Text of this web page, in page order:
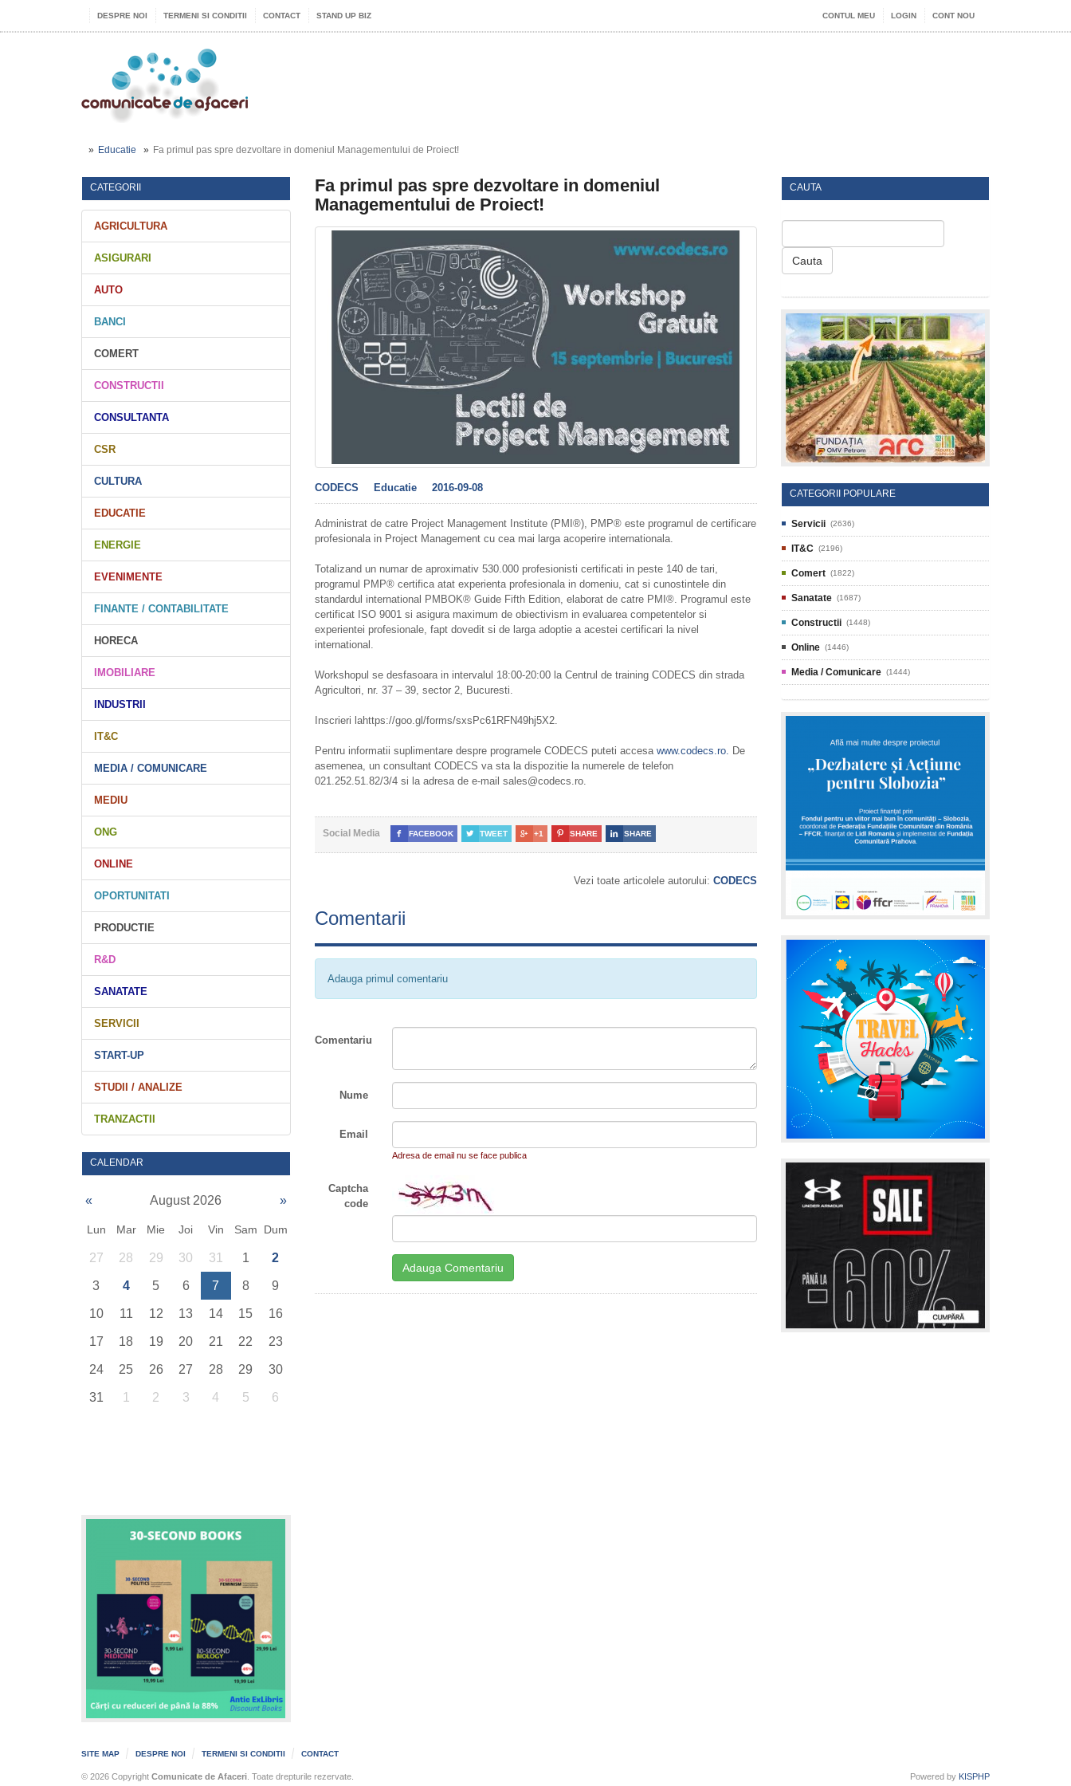
DESPRE NOI TERMENI SI CONDITII CONTACT STAND UP BIZ CONTUL MEU LOGIN CONT NOU
Educatie Fa primul pas spre dezvoltare in domeniul Managementului de Proiect!
CATEGORII
AGRICULTURA
ASIGURARI
AUTO
BANCI
COMERT
CONSTRUCTII
CONSULTANTA
CSR
CULTURA
EDUCATIE
ENERGIE
EVENIMENTE
FINANTE / CONTABILITATE
HORECA
IMOBILIARE
INDUSTRII
IT&C
MEDIA / COMUNICARE
MEDIU
ONG
ONLINE
OPORTUNITATI
PRODUCTIE
R&D
SANATATE
SERVICII
START-UP
STUDII / ANALIZE
TRANZACTII
CALENDAR
« August 2026 »
Lun Mar Mie Joi Vin Sam Dum
27 28 29 30 31 1 2
3 4 5 6 7 8 9
10 11 12 13 14 15 16
17 18 19 20 21 22 23
24 25 26 27 28 29 30
31 1 2 3 4 5 6
Fa primul pas spre dezvoltare in domeniul
Managementului de Proiect!
CODECS Educatie 2016-09-08
Administrat de catre Project Management Institute (PMI®), PMP® este programul de certificare
profesionala in Project Management cu cea mai larga acoperire internationala.
Totalizand un numar de aproximativ 530.000 profesionisti certificati in peste 140 de tari,
programul PMP® certifica atat experienta profesionala in domeniu, cat si cunostintele din
standardul international PMBOK® Guide Fifth Edition, elaborat de catre PMI®. Programul este
certificat ISO 9001 si asigura maximum de obiectivism in evaluarea competentelor si
experientei profesionale, fapt dovedit si de larga adoptie a acestei certificari la nivel
international.
Workshopul se desfasoara in intervalul 18:00-20:00 la Centrul de training CODECS din strada
Agricultori, nr. 37 – 39, sector 2, Bucuresti.
Inscrieri lahttps://goo.gl/forms/sxsPc61RFN49hj5X2.
Pentru informatii suplimentare despre programele CODECS puteti accesa www.codecs.ro. De
asemenea, un consultant CODECS va sta la dispozitie la numerele de telefon
021.252.51.82/3/4 si la adresa de e-mail sales@codecs.ro.
Social Media  FACEBOOK  TWEET  +1  SHARE  SHARE
Vezi toate articolele autorului: CODECS
Comentarii
Adauga primul comentariu
Comentariu
Nume
Email
Adresa de email nu se face publica
Captcha
code
CAUTA
Cauta
CATEGORII POPULARE
Servicii (2636)
IT&C (2196)
Comert (1822)
Sanatate (1687)
Constructii (1448)
Online (1446)
Media / Comunicare (1444)
SITE MAP DESPRE NOI TERMENI SI CONDITII CONTACT
© 2026 Copyright Comunicate de Afaceri . Toate drepturile rezervate. Powered by KISPHP